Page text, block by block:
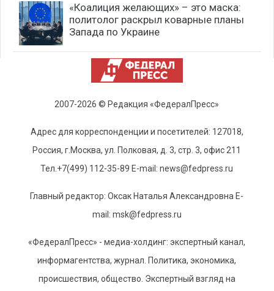
«Коалиция желающих» – это маска:
политолог раскрыл коварные планы
Запада по Украине
2007-2026 © Редакция «ФедералПресс»
Адрес для корреспонденции и посетителей: 127018,
Россия, г.Москва, ул. Полковая, д. 3, стр. 3, офис 211
Тел.+7(499) 112-35-89 E-mail: news@fedpress.ru
Главный редактор: Оксак Наталья Александровна E-
mail: msk@fedpress.ru
«ФедералПресс» - медиа-холдинг: экспертный канал,
информагентства, журнал. Политика, экономика,
происшествия, общество. Экспертный взгляд на